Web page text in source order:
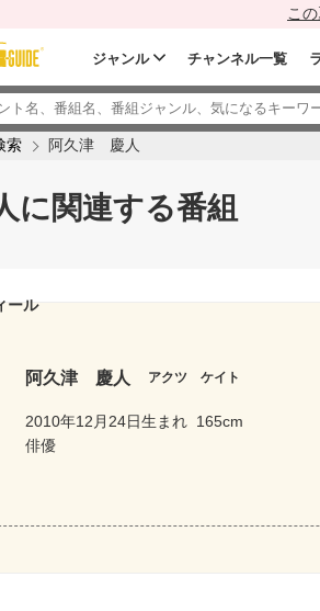
こ
ジャンル チャンネル一覧
索 阿久津 慶人
関連する番組
ール
阿久津 慶人 アクツ ケイト
2010年12月24日生まれ 165cm
俳優